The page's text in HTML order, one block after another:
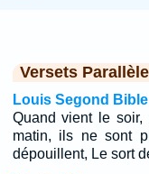
Versets
Louis Segond Bible
Quand vient le
matin, ils ne sont
dépouillent, Le sort